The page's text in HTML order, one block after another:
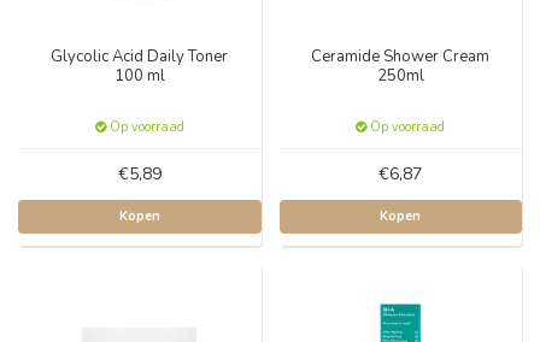
Glycolic Acid Daily Toner
100 ml
Op voorraad
€5,89
Kopen
Ceramide Shower Cream
250ml
Op voorraad
€6,87
Kopen